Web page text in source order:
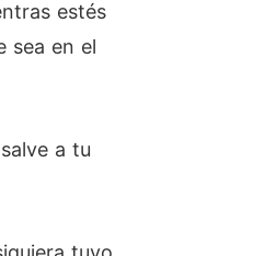
estés
sea en el
a tu